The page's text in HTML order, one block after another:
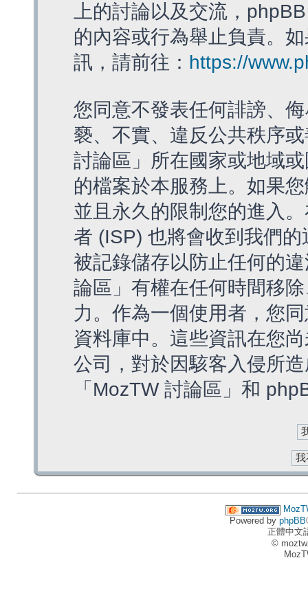
上的討論以及交流，
的內容或行為舉止負責。
訊，請前往： https://
您同意不發表任何誹謗、
褻、不實、違反公共秩序
討論區」所在國家或地域
的檔案於本服務上。如果
並且永久的限制您的進入
者 (ISP) 也將會收到我們
被記錄儲存以防止任何的
論區」有權在任何時間移
力。作為一個使用者，您
資料庫中。這些資訊在您
公司，對於因駭客入侵所
「MozTW 討論區」和
Powered by phpBB
正體中文
©